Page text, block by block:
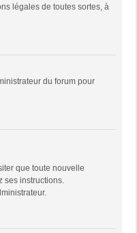
légales de toutes sortes, à
du forum pour
que toute nouvelle
ses instructions.